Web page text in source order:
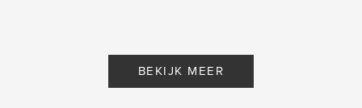
BEKIJK MEER